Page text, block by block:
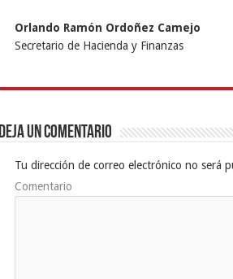
Orlando Ramón Ordoñez Camejo
Secretario de Hacienda y Finanzas
Deja un comentario
Tu dirección de correo electrónico no será
Comentario